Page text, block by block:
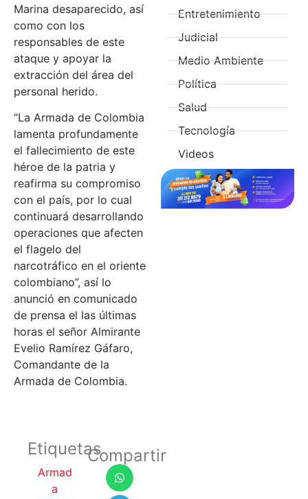
Marina desaparecido, así
como con los
responsables de este
ataque y apoyar la
extracción del área del
personal herido.
“La Armada de Colombia
lamenta profundamente
el fallecimiento de este
héroe de la patria y
reafirma su compromiso
con el país, por lo cual
continuará desarrollando
operaciones que afecten
el flagelo del
narcotráfico en el oriente
colombiano”, así lo
anunció en comunicado
de prensa el las últimas
horas el señor Almirante
Evelio Ramírez Gáfaro,
Comandante de la
Armada de Colombia.
Etiquetas
Armad
a
Compartir
Entretenimiento
Judicial
Medio Ambiente
Política
Salud
Tecnología
Videos